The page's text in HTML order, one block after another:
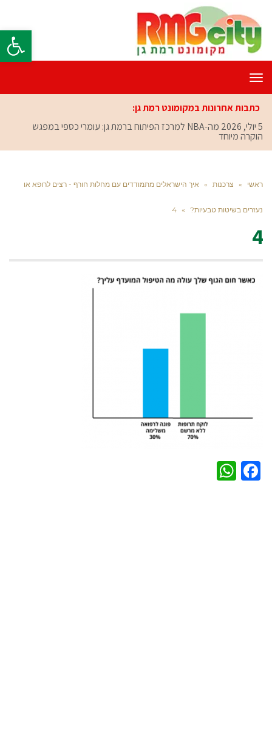
פתח
תפריט
כתבות אחרונות במקומונט רמת גן:
5 יולי, 2026
מה-NBA למרכז הפיתוח ברמת גן: עומרי כספי במפגש
הוקרה מיוחד
ראשי » צרכנות » איך הישראלים מתמודדים עם מחלות חורף - רצים לרופא או
נעזרים בשיטות טבעיות? »
4
4
Facebook